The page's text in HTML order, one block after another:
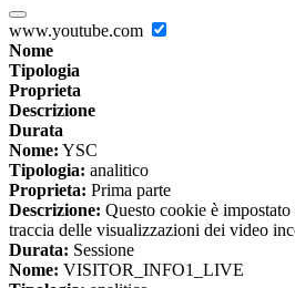
www.youtube.com
Nome
Tipologia
Proprieta
Descrizione
Durata
Nome: YSC
Tipologia: analitico
Proprieta: Prima parte
Descrizione: Questo cookie è
traccia delle visualizzazioni dei video
Durata: Sessione
Nome: VISITOR_INFO1_LIVE